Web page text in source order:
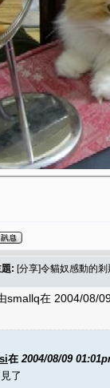
: [分享]令貓奴感動的剎
smallq在 2004/08/
在 2004/08/09
了